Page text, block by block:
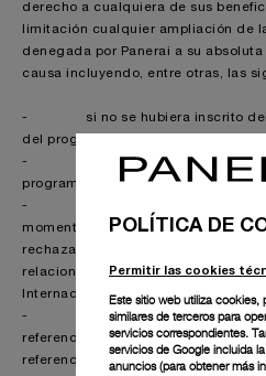
derecho a cualquiera de sus
limitación cualquier ampliación de
denegada por Panerai a su
causa incluyendo, entre otras, las
- si no se hubiera inscrito
del programa Pam.Guard de Panerai;
- si Panerai, o usted, cancelara
programa Pam.Guard de Panerai
- si no autorizara a recibir
momento en que solicitara una
rechaza aportar información
relacionada con su compra (p. ej.,
Internacional Limitada original de
- si solicitara una ampliación
referencia de su reloj Panerai no
referencia original registrado por
POLÍTICA DE
Permitir las cookies
Este sitio web utiliza cookies,
similares de terceros para
servicios correspondientes.
servicios de Google incluida
anuncios (para obtener más